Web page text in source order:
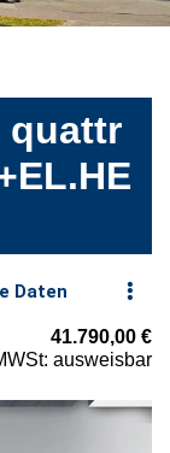
quattr
Daten
41.790,00 €
ausweisbar